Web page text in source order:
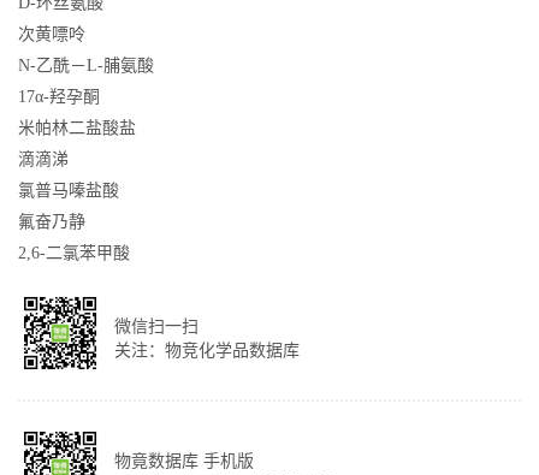
次黄嘌呤
N-乙酰－L-脯氨酸
17α-羟孕酮
米帕林二盐酸盐
滴滴涕
氯普马嗪盐酸
氟奋乃静
2,6-二氯苯甲酸
微信扫一扫
关注：物竞化学品数据库
物竟数据库 手机版